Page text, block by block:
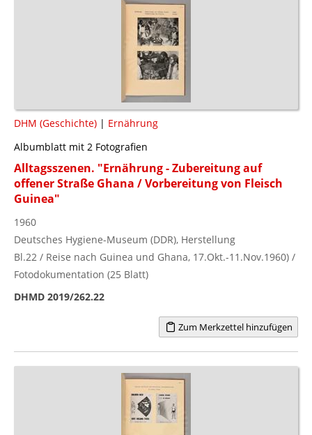
DHM (Geschichte) | Ernährung
Albumblatt mit 2 Fotografien
Alltagsszenen. "Ernährung - Zubereitung auf
offener Straße Ghana / Vorbereitung von Fleisch
Guinea"
1960
Deutsches Hygiene-Museum (DDR), Herstellung
Bl.22 / Reise nach Guinea und Ghana, 17.Okt.-11.Nov.1960) /
Fotodokumentation (25 Blatt)
DHMD 2019/262.22
Zum Merkzettel hinzufügen